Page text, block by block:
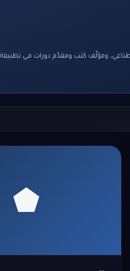
ومؤلّف كتب ومقدّم دورات في